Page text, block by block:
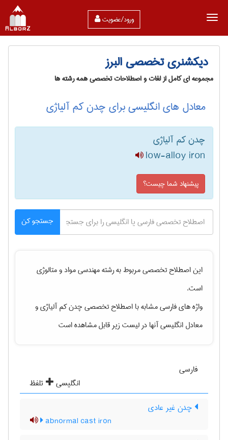
ورود/عضویت
دیکشنری تخصصی البرز
مجموعه ای کامل از لغات و اصطلاحات تخصصی همه رشته ها
معادل های انگلیسی برای چدن کم آلیاژی
چدن کم آلیاژی
low-alloy iron
پیشنهاد شما چیست؟
جستجو کن
این اصطلاح تخصصی مربوط به رشتهمهندسی مواد و متالوژی
است.
واژه های فارسی مشابه با اصطلاح تخصصیچدن کم آلیاژیو
معادل انگلیسی آنها در لیست زیر قابل مشاهده است
فارسی
انگلیسی
تلفظ
چدن غیر عادی
abnormal cast iron